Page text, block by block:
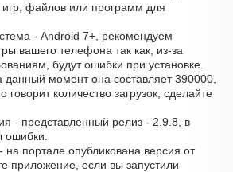
файлов или программ для
- Android 7+, рекомендуем
вашего телефона так как, из-за
будут ошибки при установке.
данный момент она составляет 390000,
говорит количество загрузок, сделайте
- представленный релиз - 2.9.8, в
ошибки.
портале опубликована версия от
приложение, если вы запустили